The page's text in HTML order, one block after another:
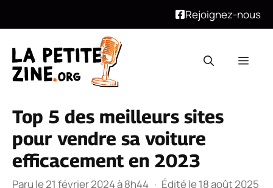
Rejoignez-nous
contenu
Top 5 des meilleurs sites
pour vendre sa voiture
efficacement en 2023
Paru le 21 février 2024 à 8h44 · Édité le 18 août 2025